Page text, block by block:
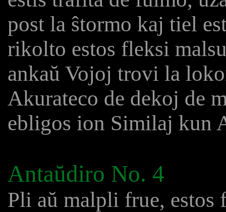
post la ŝtormo kaj tiel
rikolto estos fleksi
ankaŭ Vojoj trovi la
Akurateco de dekoj de
ebligos ion Similaj kun
Antaŭdiro No. 4
Pli aŭ malpli frue,